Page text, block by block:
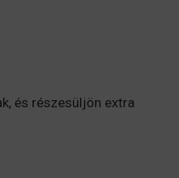
és részesüljön extra